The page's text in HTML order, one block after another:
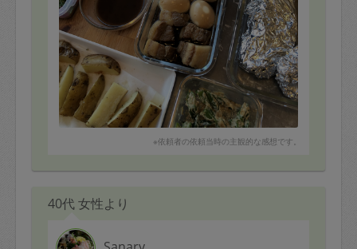
※依頼者の依頼当時の主観的な感想です。
40代 女性より